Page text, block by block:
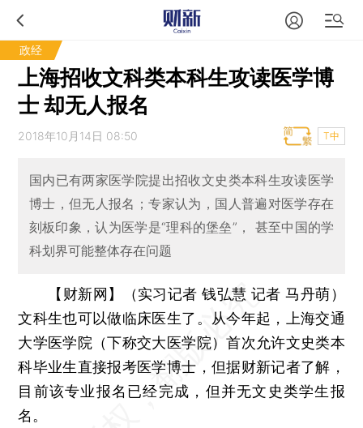
政经
上海招收文科类本科生攻读医学博
士 却无人报名
2018年10月14日 08:50 T中
国内已有两家医学院提出招收文史类本科生攻读医学
博士，但无人报名；专家认为，国人普遍对医学存在
刻板印象，认为医学是“理科的堡垒”， 甚至中国的学
科划界可能整体存在问题
【财新网】（实习记者 钱弘慧 记者 马丹萌）
文科生也可以做临床医生了。从今年起，上海交通
大学医学院（下称交大医学院）首次允许文史类本
科毕业生直接报考医学博士，但据财新记者了解，
目前该专业报名已经完成，但并无文史类学生报
名。